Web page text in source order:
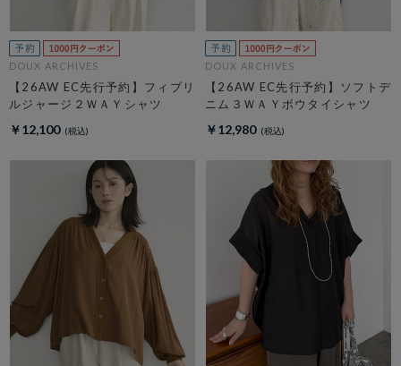
DOUX ARCHIVES
【26AW EC先行予約】フィブリ
ルジャージ２ＷＡＹシャツ
￥12,100
DOUX ARCHIVES
【26AW EC先行予約】ソフトデ
ニム３ＷＡＹボウタイシャツ
￥12,980